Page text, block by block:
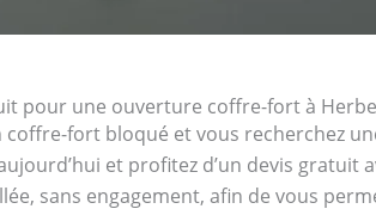
pour une ouverture coffre-fort à
fort bloqué et vous recherchez
et profitez d’un devis
sans engagement, afin de vous